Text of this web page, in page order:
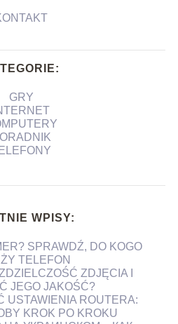
GRY
WPISY:
SPRAWDŹ, DO KOGO
TELEFON
ZDJĘCIA I
JEGO JAKOŚĆ?
USTAWIENIA ROUTERA:
KROK PO KROKU